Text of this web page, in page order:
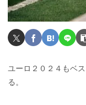
ユーロ２０２４もベ
る。